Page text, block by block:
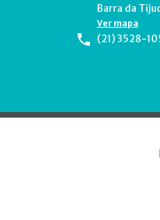
Barra da
Ver mapa
(21) 3528-